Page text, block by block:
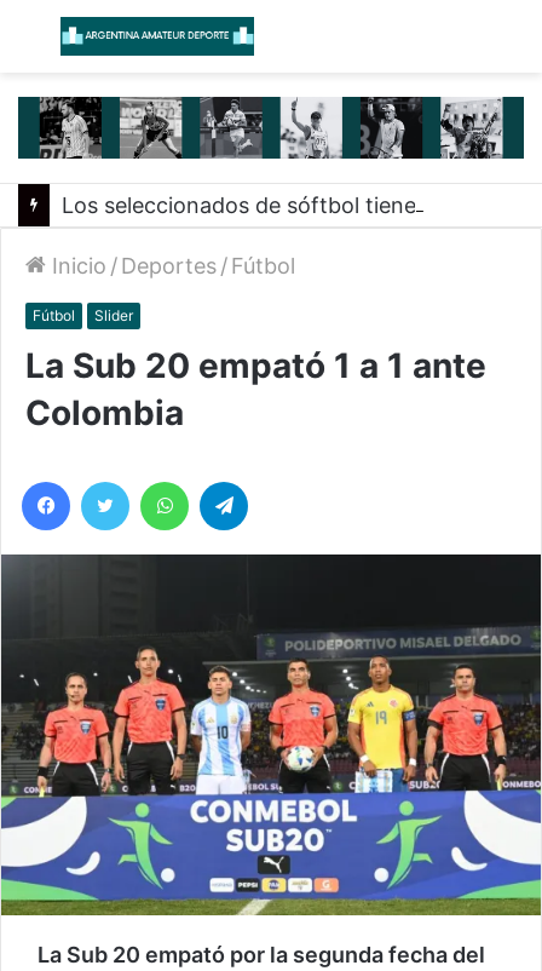
Menú
Inicio /Deportes/Fútbol
Fútbol Slider
La Sub 20 empató 1 a 1 ante
Colombia
Facebook
Twitter WhatsApp
La Sub 20 empató por la segunda fecha del